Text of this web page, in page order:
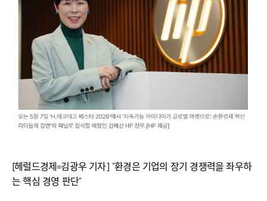
[헤럴드경제=김광우 기자] “환경은 기업의 장기 경쟁력을 좌우하
는 핵심 경영 판단”